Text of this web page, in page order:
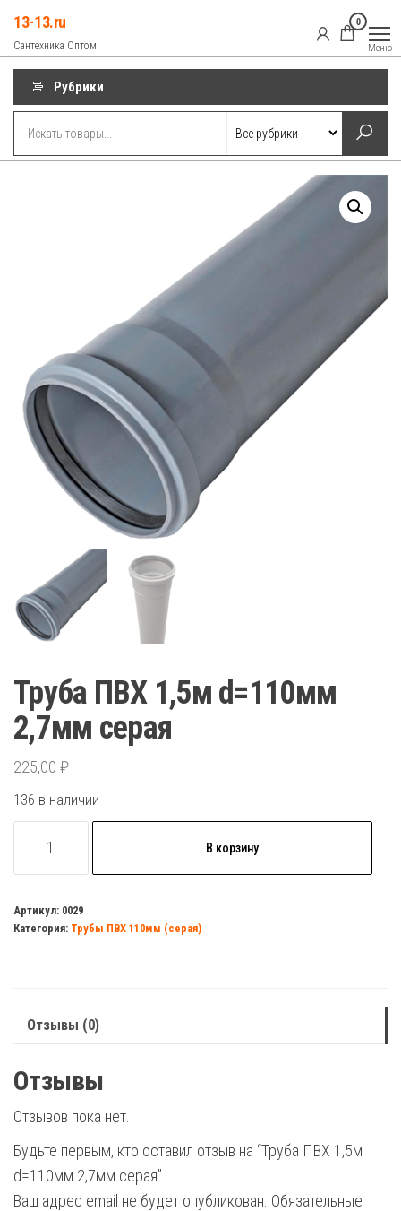
содержимому
13-13.ru
Сантехника Оптом
0
Меню
Рубрики
Труба ПВХ 1,5м d=110мм
2,7мм серая
225,00 ₽
136 в наличии
товара
ПВХ
1,5м
В корзину
Артикул: 0029
Категория: Трубы ПВХ 110мм (серая)
Отзывы (0)
Отзывы
Отзывов пока нет.
Будьте первым, кто оставил отзыв на “Труба ПВХ 1,5м
d=110мм 2,7мм серая”
Ваш адрес email не будет опубликован. Обязательные